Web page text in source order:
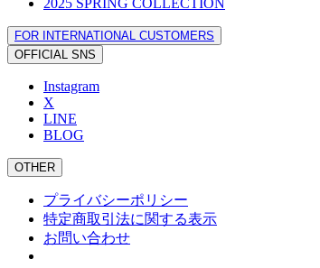
2025 SPRING COLLECTION
FOR INTERNATIONAL CUSTOMERS
OFFICIAL SNS
Instagram
X
LINE
BLOG
OTHER
プライバシーポリシー
特定商取引法に関する表示
お問い合わせ